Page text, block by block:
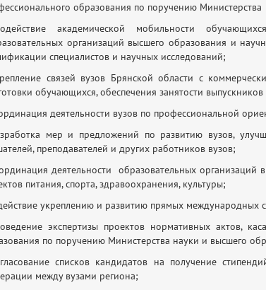
образования по поручению
академической мобильности
организаций высшего образования и
специалистов и научных исследований;
связей вузов Брянской области с
обучающихся, обеспечения занятости выпускников
деятельности вузов по профессиональной
мер и предложений по развитию вузов,
преподавателей и других работников вузов;
деятельности образовательных
питания, спорта, здравоохранения, культуры;
укреплению и развитию прямых международных
экспертизы проектов нормативных актов,
по поручению Министерства науки и высшего
списков кандидатов на получение
между вузами региона;